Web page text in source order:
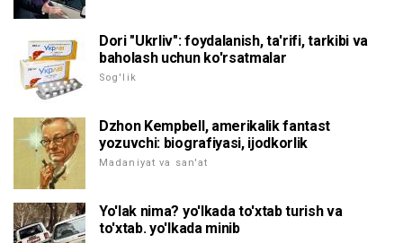
Dori "Ukrliv": foydalanish, ta'rifi, tarkibi va
baholash uchun ko'rsatmalar
Sog'lik
Dzhon Kempbell, amerikalik fantast
yozuvchi: biografiyasi, ijodkorlik
Madaniyat va san'at
Yo'lak nima? yo'lkada to'xtab turish va
to'xtab. yo'lkada minib